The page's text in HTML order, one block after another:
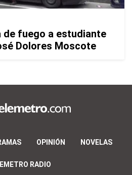
de fuego a estudiante
Dolores Moscote
OPINIÓN NOVELAS
RADIO